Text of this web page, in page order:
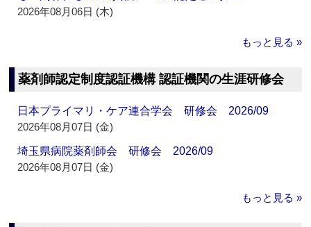
2026年08月06日 (木)
もっと見る »
薬剤師認定制度認証機構 認証機関の生涯研修会
日本プライマリ・ケア連合学会 研修会 2026/09
2026年08月07日 (金)
埼玉県病院薬剤師会 研修会 2026/09
2026年08月07日 (金)
もっと見る »